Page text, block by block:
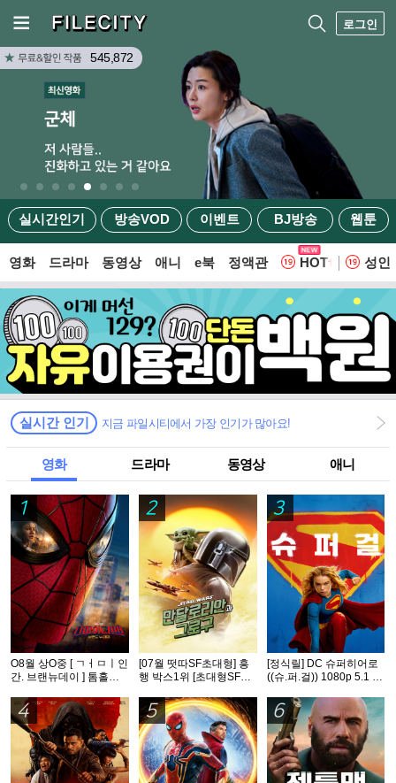
로그인
실시간인기 방송VOD 이벤트 BJ방송 웹툰
545,872
영화 드라마 동영상 애니 e북 정액관 HOT 웹
성인
실시간 인기 지금 파일시티에서 가장 인기가 많아요!
영화 드라마 동영상 애니
1
O8월 상O중 [ ㄱㅓㅁㅣ인
간. 브랜뉴데이 ] 톰홀랜
2
[07월 떳따SF초대형] 흥
행 박스1위 [초대형SF대
식자막
3
[정식릴] DC 슈퍼히어로
((슈.퍼.걸)) 1080p 5.1 공
4 5 6